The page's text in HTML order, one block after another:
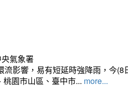
氣象署
流影響，易有短延時強降雨，今
園市山區、臺中市... more...